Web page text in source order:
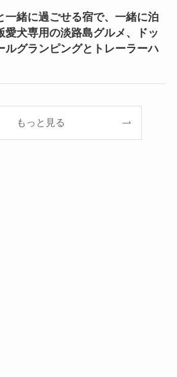
一緒に過ごせる宿で、一緒に泊
愛犬専用の淡路島グルメ、ドッ
ルグランピングとトレーラーハ
もっと見る